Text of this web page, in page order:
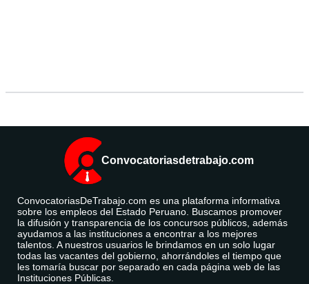
Convocatoriasdetrabajo.com
ConvocatoriasDeTrabajo.com es una plataforma informativa
sobre los empleos del Estado Peruano. Buscamos promover
la difusión y transparencia de los concursos públicos, además
ayudamos a las instituciones a encontrar a los mejores
talentos. A nuestros usuarios le brindamos en un solo lugar
todas las vacantes del gobierno, ahorrándoles el tiempo que
les tomaría buscar por separado en cada página web de las
Instituciones Públicas.